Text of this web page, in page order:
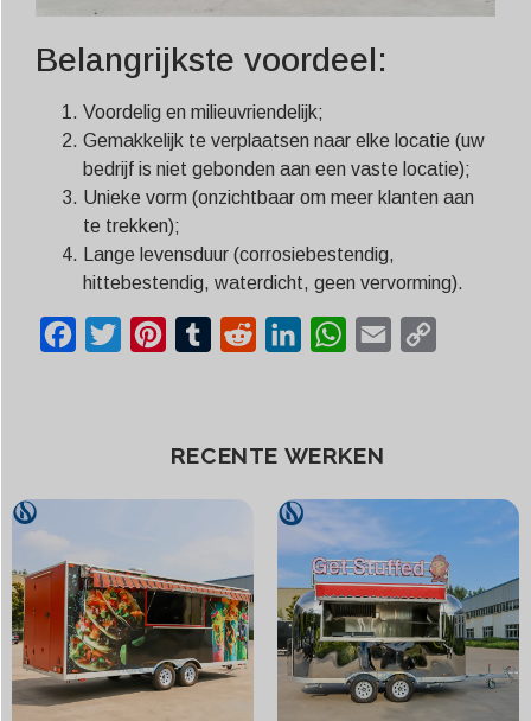
Belangrijkste voordeel:
Voordelig en milieuvriendelijk;
Gemakkelijk te verplaatsen naar elke locatie (uw
bedrijf is niet gebonden aan een vaste locatie);
Unieke vorm (onzichtbaar om meer klanten aan
te trekken);
Lange levensduur (corrosiebestendig,
hittebestendig, waterdicht, geen vervorming).
Facebook
Twitter Pinterest
Tumblr Reddit LinkedInWhatsApp
Email
RECENTE WERKEN